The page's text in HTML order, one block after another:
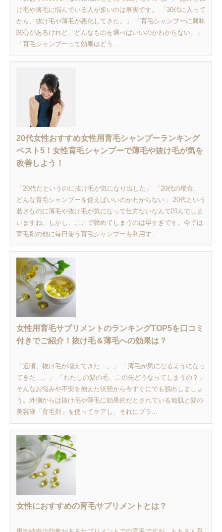
け毛や薄毛に悩んでいる人が多いのは事実です。 「30代に入って
から、抜け毛や薄毛が悪化してきた。」 「育毛シャンプーに興味
関心があるけれど、どんなものを選べばいいのかわからない。」
「育毛シャンプーって効果はどう...
20代女性おすすめ女性用育毛シャンプーランキング
ベスト5！女性育毛シャンプーで薄毛や抜け毛が気を
改善しよう！
「20代だというのに抜け毛が気になり出した」 「20代の場合、
どんな育毛シャンプーを使えばいいのかわからない」 20代という
若さなのに薄毛や抜け毛が気になって仕方ないなんて凹んでしま
いますね。しかし、ここで諦めてしまうのは早すぎです。今では
育毛剤の他に毎日使う育毛シャンプーも利用す...
女性用育毛サプリメントのランキングTOP5を口コミ
付きでご紹介！抜け毛＆薄毛への効果は？
「近頃、抜け毛が増えてきた…。」 「薄毛が気になるようになっ
てきた…。」 「わたしの髪の毛、この先どうなってしまうの？」
そんなお悩みや不安を抱えた状態から今すぐにでも脱出しましょ
う。外側からは抜け毛や薄毛に効果的だとされている地肌と髪の
美容液「育毛剤」を使ってケアし、それにプラ...
女性におすすめの育毛サプリメントとは？